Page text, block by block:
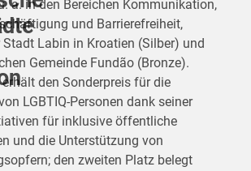
a. in den Bereichen Kommunikation,
und Barrierefreiheit,
Labin in Kroatien (Silber) und
Gemeinde Fundão (Bronze).
den Sonderpreis für die
LGBTIQ-Personen dank seiner
für inklusive öffentliche
und die Unterstützung von
den zweiten Platz belegt